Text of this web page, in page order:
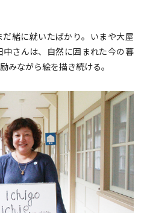
緒に就いたばかり。いまや大屋
さんは、自然に囲まれた今の暮
みながら絵を描き続ける。